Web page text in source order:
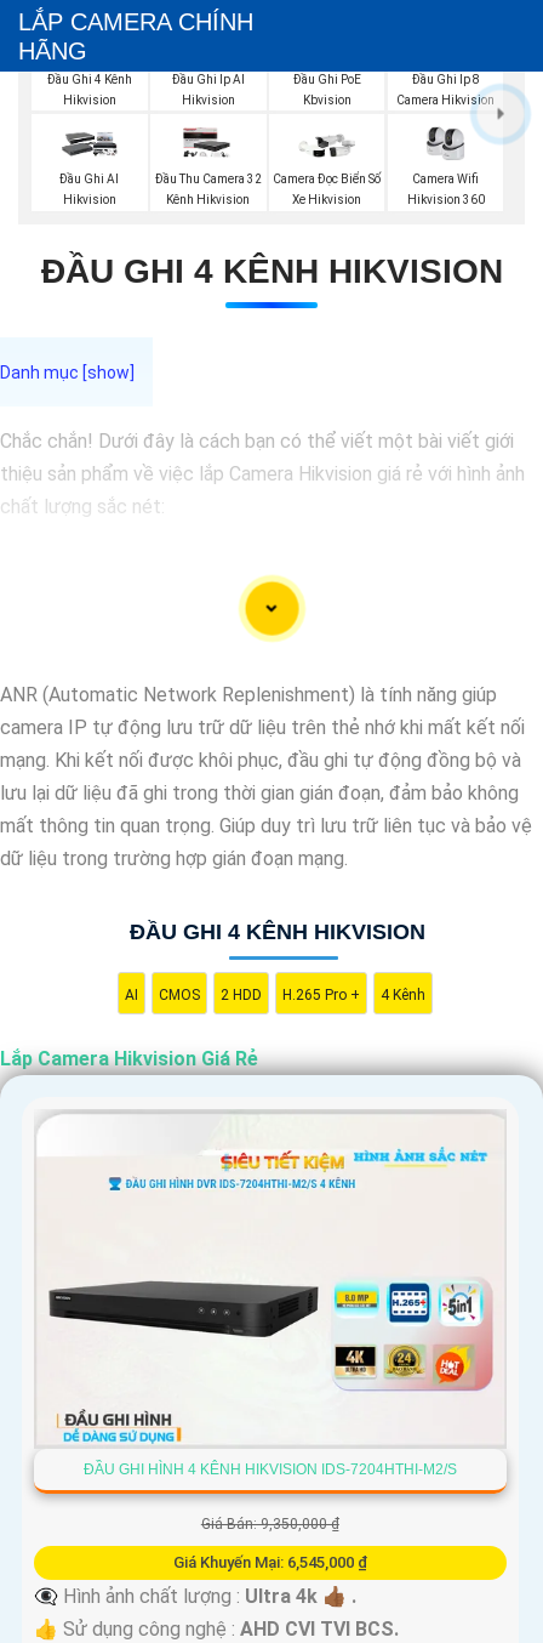
LẮP CAMERA CHÍNH
HÃNG
Đầu Ghi 4 Kênh
Hikvision
Đầu Ghi Ip AI
Hikvision
Đầu Ghi PoE
Kbvision
Đầu Ghi Ip 8
Camera Hikvision
Đầu Ghi AI
Hikvision
Đầu Thu Camera 32
Kênh Hikvision
Camera Đọc Biển Số
Xe Hikvision
Camera Wifi
Hikvision 360
ĐẦU GHI 4 KÊNH HIKVISION
Chắc chắn! Dưới đây là cách bạn có thể viết một bài viết giới
thiệu sản phẩm về việc lắp Camera Hikvision giá rẻ với hình ảnh
chất lượng sắc nét:
Lắp Camera Hikvision - Giải pháp an ninh hoàn hảo
Bạn đang tìm kiếm giải pháp an ninh hiệu quả và chi phí phải
chăng cho ngôi nhà hoặc doanh nghiệp của mình? Hãy cân nhắc
ninh và giám sát. Với chất lượng hình ảnh sắc nét và giá cả phải
chăng, Camera Hikvision là sự lựa chọn lý tưởng cho việc bảo vệ
tài sản và an ninh cho mọi người.
Tại sao chọn Camera Hikvision?
- Chất lượng hình ảnh: Camera Hikvision mang đến hình ảnh chất
lượng cao, sắc nét và rõ ràng. Bạn sẽ không bỏ lỡ bất kỳ chi tiết
lượng vượt trội, Camera Hikvision vẫntin tưởngmức giá hợp lý,
phù hợp với nhu cầu và túi tiền của mọi người.
- Dễ sử dụng: Camera Hikvision được thiết kế đơn giản và dễ sử
năng chuyên môn.
Nơi mua Camera Hikvision giá rẻ
Nếu bạn quan tâm đến việc lắp Camera Hikvision với giá ưu đãi,
hãy đến ngay cửa hàng chuyên cung cấp sản phẩm an ninh uy
tín. Với đội ngũ nhân viên chuyên nghiệp, bạn sẽ được tư vấn cụ
Camera Hikvision không chỉ mang đến sự an toàn và bảo vệ cho
ngôi nhà hoặc doanh nghiệp của bạn, mà còn là lựa chọn thông
minh với giá cả phải chăng và hình ảnh chất lượng sắc nét. Hãy
đầu tư vào an ninh và yên tâm hơn với Camera Hikvision!
Hy vọng rằng bài viết giới thiệu trên sẽ giúp bạn thu hút được
khách hàng quan tâm đến sản phẩm Camera Hikvision giá rẻ và
ANR (Automatic Network Replenishment) là tính năng giúp
camera IP tự động lưu trữ dữ liệu trên thẻ nhớ khi mất kết nối
mạng. Khi kết nối được khôi phục, đầu ghi tự động đồng bộ và
lưu lại dữ liệu đã ghi trong thời gian gián đoạn, đảm bảo không
mất thông tin quan trọng. Giúp duy trì lưu trữ liên tục và bảo vệ
dữ liệu trong trường hợp gián đoạn mạng.
ĐẦU GHI 4 KÊNH HIKVISION
AI CMOS 2 HDD H.265 Pro + 4 Kênh
Lắp Camera Hikvision Giá Rẻ
ĐẦU GHI HÌNH 4 KÊNH HIKVISION IDS-7204HTHI-M2/S
Giá Bán: 9,350,000 ₫
Giá Khuyến Mại: 6,545,000 ₫
👁️‍🗨 Hình ảnh chất lượng : Ultra 4k 👍🏾 .
👍 Sử dụng công nghệ : AHD CVI TVI BCS.